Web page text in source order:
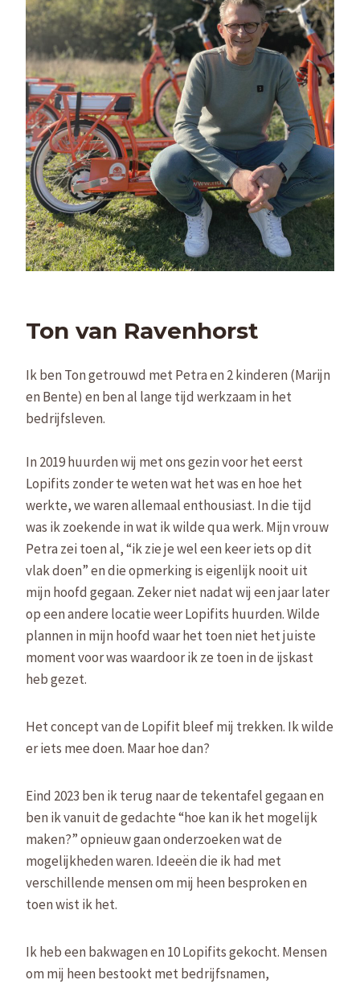
Ton van Ravenhorst
Ik ben Ton getrouwd met Petra en 2 kinderen (Marijn
en Bente) en ben al lange tijd werkzaam in het
bedrijfsleven.
In 2019 huurden wij met ons gezin voor het eerst
Lopifits zonder te weten wat het was en hoe het
werkte, we waren allemaal enthousiast. In die tijd
was ik zoekende in wat ik wilde qua werk. Mijn vrouw
Petra zei toen al, “ik zie je wel een keer iets op dit
vlak doen” en die opmerking is eigenlijk nooit uit
mijn hoofd gegaan. Zeker niet nadat wij een jaar later
op een andere locatie weer Lopifits huurden. Wilde
plannen in mijn hoofd waar het toen niet het juiste
moment voor was waardoor ik ze toen in de ijskast
heb gezet.
Het concept van de Lopifit bleef mij trekken. Ik wilde
er iets mee doen. Maar hoe dan?
Eind 2023 ben ik terug naar de tekentafel gegaan en
ben ik vanuit de gedachte “hoe kan ik het mogelijk
maken?” opnieuw gaan onderzoeken wat de
mogelijkheden waren. Ideeën die ik had met
verschillende mensen om mij heen besproken en
toen wist ik het.
Ik heb een bakwagen en 10 Lopifits gekocht. Mensen
om mij heen bestookt met bedrijfsnamen,